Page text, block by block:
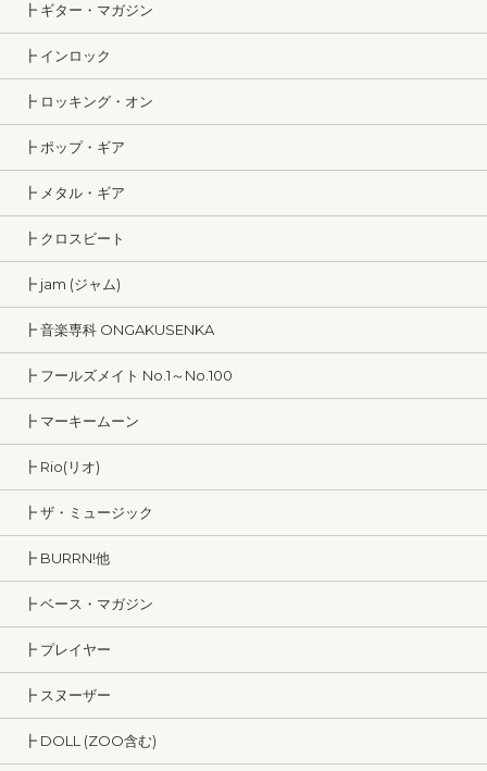
┣ ギター・マガジン
┣ インロック
┣ ロッキング・オン
┣ ポップ・ギア
┣ メタル・ギア
┣ クロスビート
┣ jam (ジャム)
┣ 音楽専科 ONGAKUSENKA
┣ フールズメイト No.1～No.100
┣ マーキームーン
┣ Rio(リオ)
┣ ザ・ミュージック
┣ BURRN!他
┣ ベース・マガジン
┣ プレイヤー
┣ スヌーザー
┣ DOLL (ZOO含む)